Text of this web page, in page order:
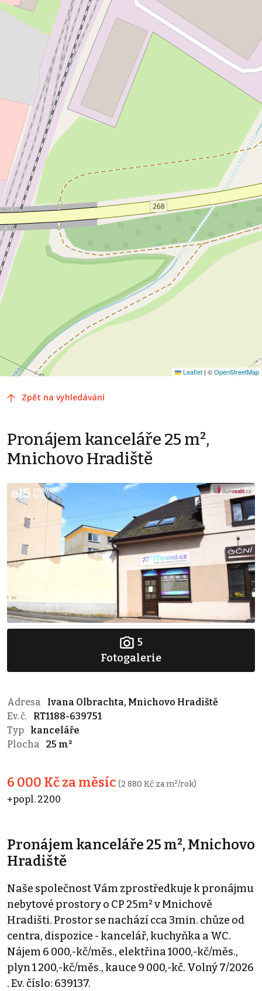
Leaflet | ©OpenStreetMap
Zpět na vyhledávání
Pronájem kanceláře 25 m²,
Mnichovo Hradiště
5
Fotogalerie
Adresa
Ivana Olbrachta, Mnichovo Hradiště
Ev. č.
RT1188-639751
Typ
kanceláře
Plocha
25 m²
6 000 Kč za měsíc (2 880 Kč za m²/rok)
+popl. 2200
Pronájem kanceláře 25 m², Mnichovo
Hradiště
Naše společnost Vám zprostředkuje k pronájmu
nebytové prostory o CP 25m² v Mnichově
Hradišti. Prostor se nachází cca 3min. chůze od
centra, dispozice - kancelář, kuchyňka a WC.
Nájem 6 000,-kč/měs., elektřina 1000,-kč/měs.,
plyn 1 200,-kč/měs., kauce 9 000,-kč. Volný 7/2026
. Ev. číslo: 639137.